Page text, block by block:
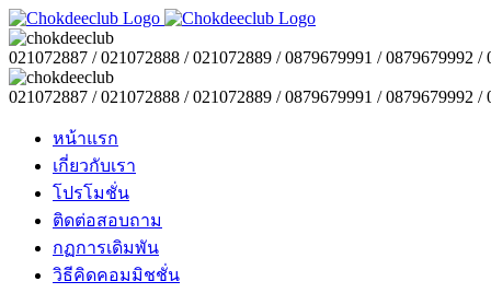
021072887 / 021072888 / 021072889 / 0879679991 / 0879679992 /
021072887 / 021072888 / 021072889 / 0879679991 / 0879679992 /
หน้าแรก
เกี่ยวกับเรา
โปรโมชั่น
ติดต่อสอบถาม
กฏการเดิมพัน
วิธีคิดคอมมิชชั่น